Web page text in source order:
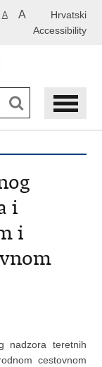
Hrvatski
A A
Accessibility
i
i
nadzora teretnih
cestovnom